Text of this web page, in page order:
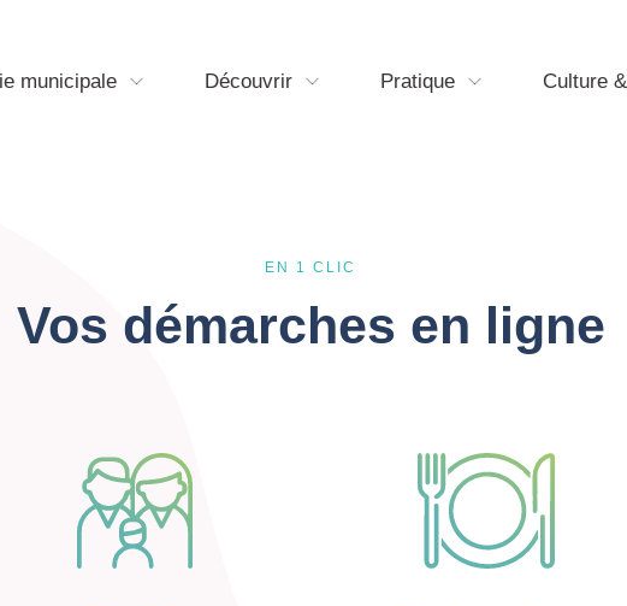
municipale Découvrir Pratique Culture
EN 1 CLIC
Vos démarches en ligne